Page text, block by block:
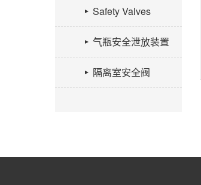
Safety Valves
气瓶安全泄放装置
隔离室安全阀